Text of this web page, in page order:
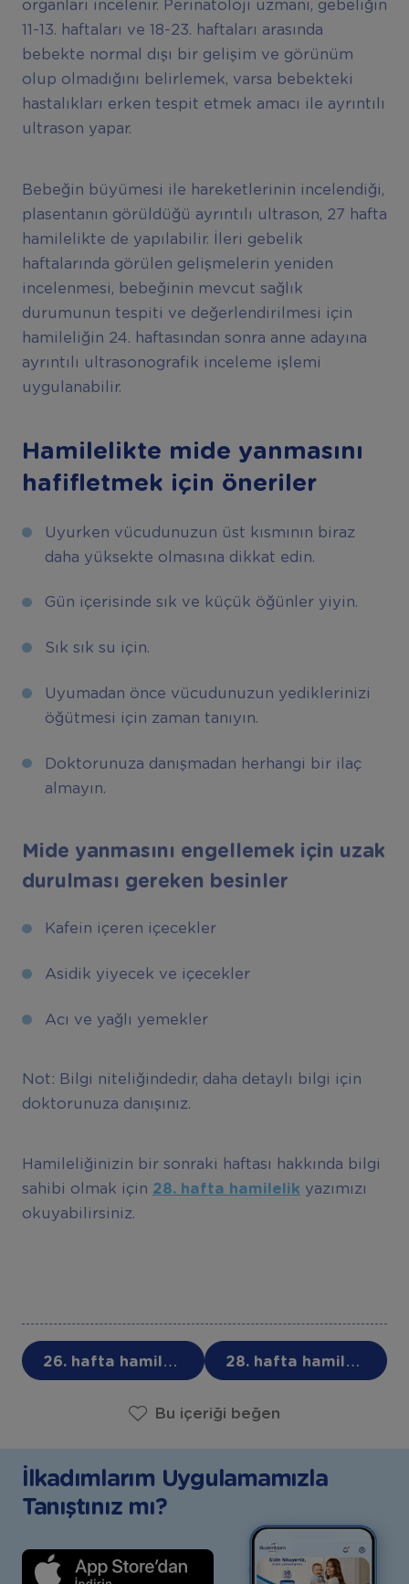
organları incelenir. Perinatoloji uzmanı, gebeliğin
11-13. haftaları ve 18-23. haftaları arasında
bebekte normal dışı bir gelişim ve görünüm
olup olmadığını belirlemek, varsa bebekteki
hastalıkları erken tespit etmek amacı ile ayrıntılı
ultrason yapar.
Bebeğin büyümesi ile hareketlerinin incelendiği,
plasentanın görüldüğü ayrıntılı ultrason, 27 hafta
hamilelikte de yapılabilir. İleri gebelik
haftalarında görülen gelişmelerin yeniden
incelenmesi, bebeğinin mevcut sağlık
durumunun tespiti ve değerlendirilmesi için
hamileliğin 24. haftasından sonra anne adayına
ayrıntılı ultrasonografik inceleme işlemi
uygulanabilir.
Hamilelikte mide yanmasını
hafifletmek için öneriler
Uyurken vücudunuzun üst kısmının biraz
daha yüksekte olmasına dikkat edin.
Gün içerisinde sık ve küçük öğünler yiyin.
Sık sık su için.
Uyumadan önce vücudunuzun yediklerinizi
öğütmesi için zaman tanıyın.
Doktorunuza danışmadan herhangi bir ilaç
almayın.
Mide yanmasını engellemek için uzak
durulması gereken besinler
Kafein içeren içecekler
Asidik yiyecek ve içecekler
Acı ve yağlı yemekler
Not: Bilgi niteliğindedir, daha detaylı bilgi için
doktorunuza danışınız.
Hamileliğinizin bir sonraki haftası hakkında bilgi
sahibi olmak için 28. hafta hamilelik yazımızı
okuyabilirsiniz.
26. hafta hamilelik 28. hafta hamilelik
Bu içeriği beğen
İlkadımlarım Uygulamamızla
Tanıştınız mı?